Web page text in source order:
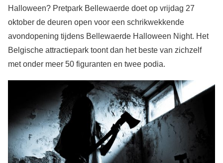
Halloween? Pretpark Bellewaerde doet op vrijdag 27
oktober de deuren open voor een schrikwekkende
avondopening tijdens Bellewaerde Halloween Night. Het
Belgische attractiepark toont dan het beste van zichzelf
met onder meer 50 figuranten en twee podia.